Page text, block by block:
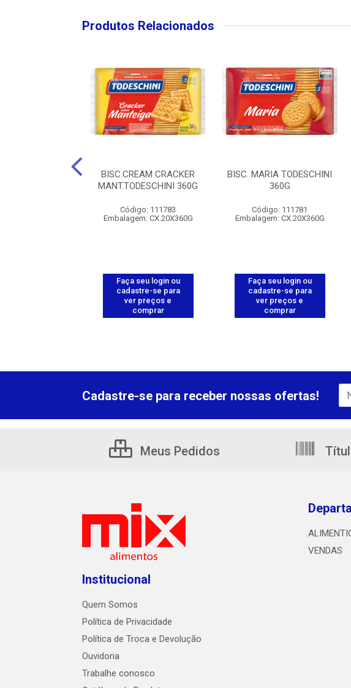
Produtos Relacionados
BISC.CREAM CRACKER
MANT.TODESCHINI 360G
Código: 111783
Embalagem: CX.20X360G
Faça seu login ou
cadastre-se para
ver preços e
comprar
BISC. MARIA TODESCHINI
360G
Código: 111781
Embalagem: CX.20X360G
Faça seu login ou
cadastre-se para
ver preços e
comprar
Cadastre-se para receber nossas ofertas!
Meus Pedidos
Institucional
Quem Somos
Política de Privacidade
Política de Troca e Devolução
Ouvidoria
Trabalhe conosco
VENDAS